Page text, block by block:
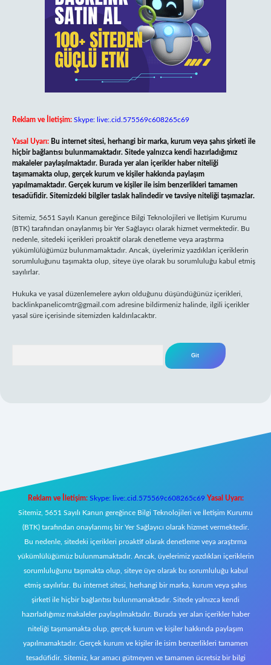
Reklam ve İletişim: Skype: live:.cid.575569c608265c69
Yasal Uyarı: Bu internet sitesi, herhangi bir marka, kurum veya şahıs şirketi ile
hiçbir bağlantısı bulunmamaktadır. Sitede yalnızca kendi hazırladığımız
makaleler paylaşılmaktadır. Burada yer alan içerikler haber niteliği
taşımamakta olup, gerçek kurum ve kişiler hakkında paylaşım
yapılmamaktadır. Gerçek kurum ve kişiler ile isim benzerlikleri tamamen
tesadüfidir. Sitemizdeki bilgiler taslak halindedir ve tavsiye niteliği taşımazlar.
Sitemiz, 5651 Sayılı Kanun gereğince Bilgi Teknolojileri ve İletişim Kurumu
(BTK) tarafından onaylanmış bir Yer Sağlayıcı olarak hizmet vermektedir. Bu
nedenle, sitedeki içerikleri proaktif olarak denetleme veya araştırma
yükümlülüğümüz bulunmamaktadır. Ancak, üyelerimiz yazdıkları içeriklerin
sorumluluğunu taşımakta olup, siteye üye olarak bu sorumluluğu kabul etmiş
sayılırlar.
Hukuka ve yasal düzenlemelere aykırı olduğunu düşündüğünüz içerikleri,
backlinkpanelicomtr@gmail.com adresine bildirmeniz halinde, ilgili içerikler
yasal süre içerisinde sitemizden kaldırılacaktır.
Reklam ve İletişim: Skype: live:.cid.575569c608265c69 Yasal Uyarı:
Sitemiz, 5651 Sayılı Kanun gereğince Bilgi Teknolojileri ve İletişim Kurumu
(BTK) tarafından onaylanmış bir Yer Sağlayıcı olarak hizmet vermektedir.
Bu nedenle, sitedeki içerikleri proaktif olarak denetleme veya araştırma
yükümlülüğümüz bulunmamaktadır. Ancak, üyelerimiz yazdıkları içeriklerin
sorumluluğunu taşımakta olup, siteye üye olarak bu sorumluluğu kabul
etmiş sayılırlar. Bu internet sitesi, herhangi bir marka, kurum veya şahıs
şirketi ile hiçbir bağlantısı bulunmamaktadır. Sitede yalnızca kendi
hazırladığımız makaleler paylaşılmaktadır. Burada yer alan içerikler haber
niteliği taşımamakta olup, gerçek kurum ve kişiler hakkında paylaşım
yapılmamaktadır. Gerçek kurum ve kişiler ile isim benzerlikleri tamamen
tesadüfidir. Sitemiz, kar amacı gütmeyen ve tamamen ücretsiz bir bilgi